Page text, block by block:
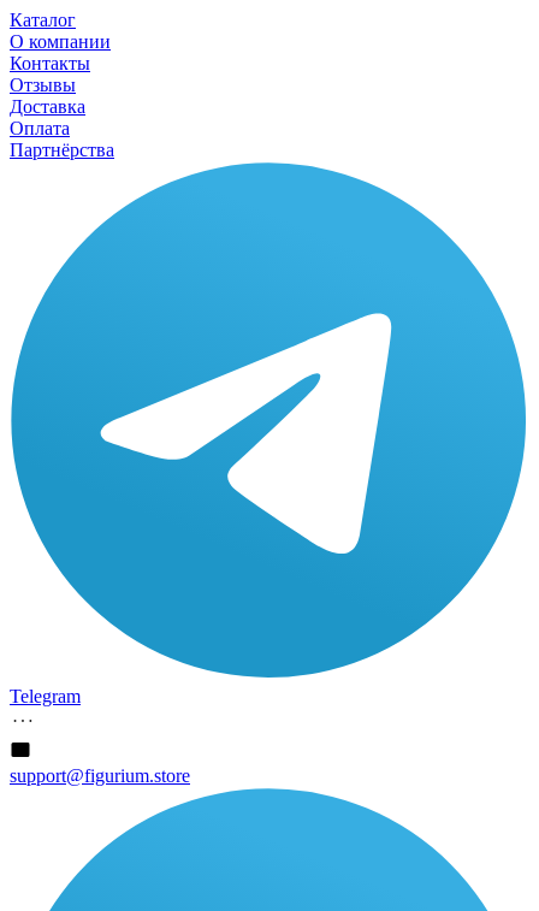
Каталог
О компании
Контакты
Отзывы
Доставка
Оплата
Партнёрства
Telegram
support@figurium.store